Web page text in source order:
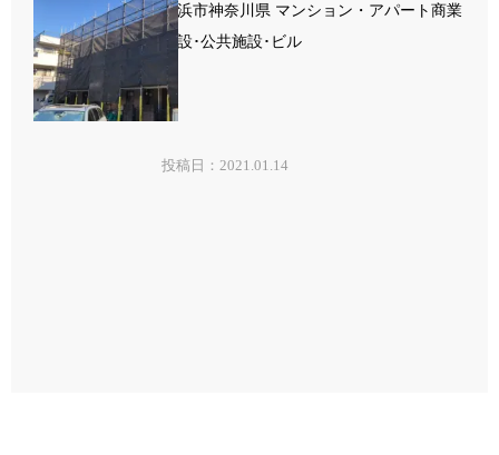
横浜市神奈川県 マンション・アパート商業
施設･公共施設･ビル
投稿日：2021.01.14